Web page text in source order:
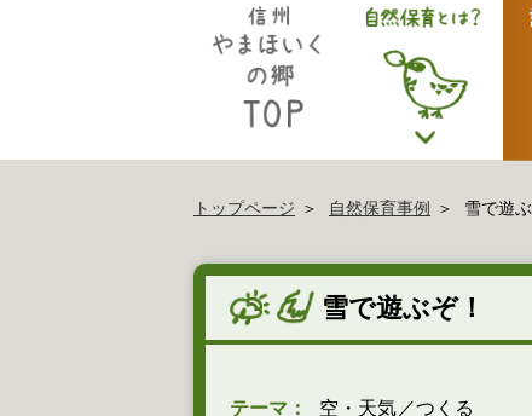
トップページ 自然保育事例 雪で遊ぶ
雪で遊ぶぞ！
テーマ：
空・天気／つくる